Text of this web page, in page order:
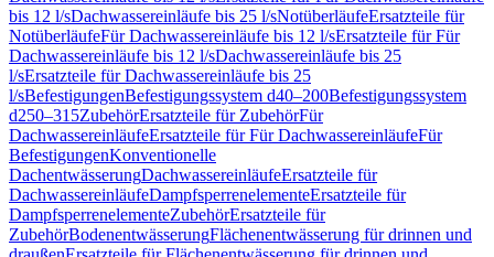
bis 12 l/sDachwassereinläufe bis 25 l/sNotüberläufeErsatzteile für
NotüberläufeFür Dachwassereinläufe bis 12 l/sErsatzteile für Für
Dachwassereinläufe bis 12 l/sDachwassereinläufe bis 25
l/sErsatzteile für Dachwassereinläufe bis 25
l/sBefestigungenBefestigungssystem d40–200Befestigungssystem
d250–315ZubehörErsatzteile für ZubehörFür
DachwassereinläufeErsatzteile für Für DachwassereinläufeFür
BefestigungenKonventionelle
DachentwässerungDachwassereinläufeErsatzteile für
DachwassereinläufeDampfsperrenelementeErsatzteile für
DampfsperrenelementeZubehörErsatzteile für
ZubehörBodenentwässerungFlächenentwässerung für drinnen und